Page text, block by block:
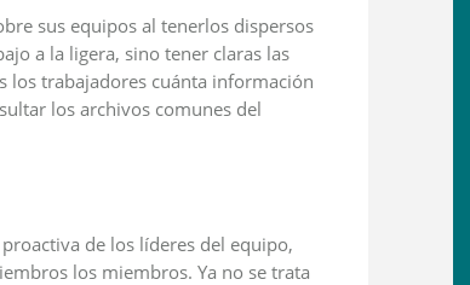
sus equipos al tenerlos dispersos
a la ligera, sino tener claras las
los trabajadores cuánta información
los archivos comunes del
de los líderes del equipo,
los miembros. Ya no se trata